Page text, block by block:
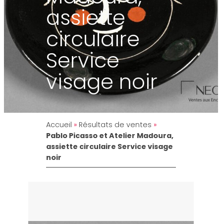
assiette
circulaire
Service
visage noir
Accueil » Résultats de ventes »
Pablo Picasso et Atelier Madoura,
assiette circulaire Service visage
noir